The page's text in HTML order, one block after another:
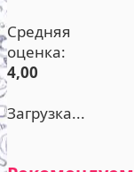
Средняя
оценка:
4,00
Загрузка...